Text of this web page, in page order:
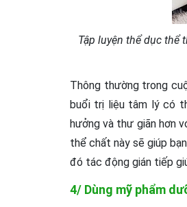
Tập luyện thể dục thể
Thông thường trong
buổi trị liệu tâm lý có
hưởng và thư giãn hơn
thể chất này sẽ giúp
đó tác động gián tiếp
4/ Dùng mỹ phẩm